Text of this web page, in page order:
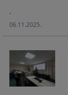
.
06.11.2025.